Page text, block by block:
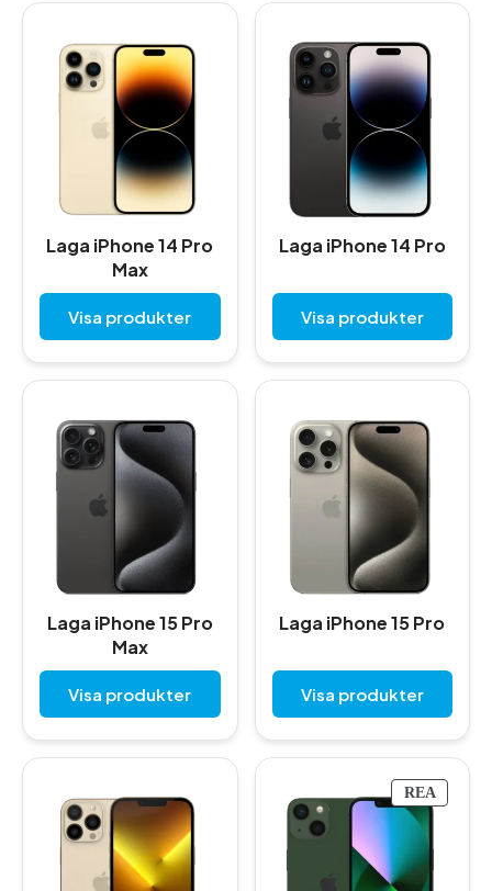
Laga iPhone 14 Pro
Max
Visa produkter
Laga iPhone 14 Pro
Visa produkter
Laga iPhone 15 Pro
Max
Visa produkter
Laga iPhone 15 Pro
Visa produkter
REAP
R